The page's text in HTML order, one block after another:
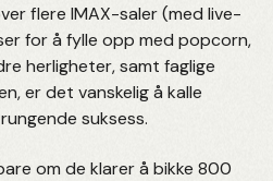
flere IMAX-saler (med live-
for å fylle opp med popcorn,
herligheter, samt faglige
er det vanskelig å kalle
suksess.
om de klarer å bikke 800